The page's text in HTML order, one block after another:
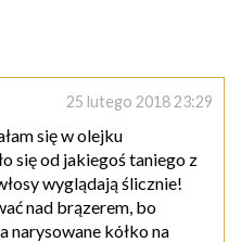
25 lutego 2018 23:29
się w olejku
się od jakiegoś taniego z
wyglądają ślicznie!
nad brązerem, bo
narysowane kółko na